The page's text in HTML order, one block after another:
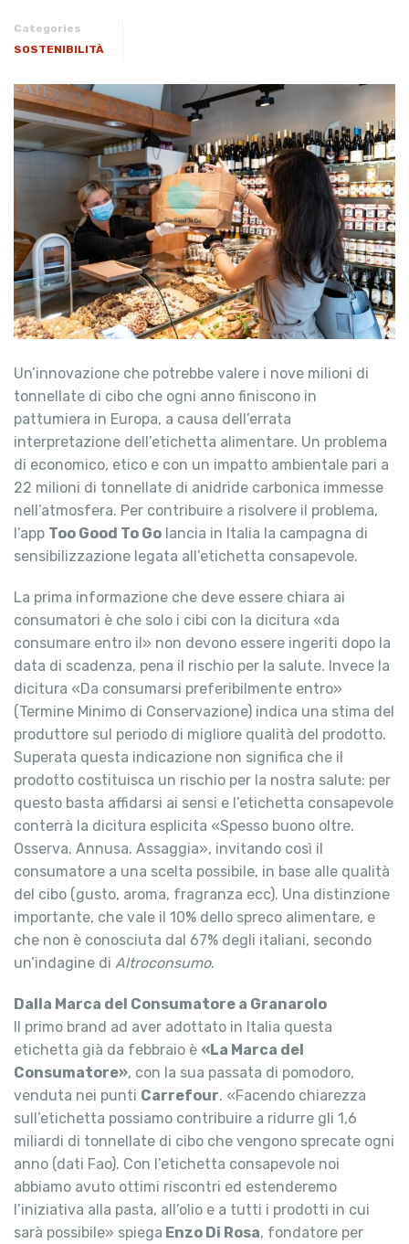
Categories
SOSTENIBILITÀ
Un’innovazione che potrebbe valere i nove milioni di
tonnellate di cibo che ogni anno finiscono in
pattumiera in Europa, a causa dell’errata
interpretazione dell’etichetta alimentare. Un problema
di economico, etico e con un impatto ambientale pari a
22 milioni di tonnellate di anidride carbonica immesse
nell’atmosfera. Per contribuire a risolvere il problema,
l’app Too Good To Go lancia in Italia la campagna di
sensibilizzazione legata all’etichetta consapevole.
La prima informazione che deve essere chiara ai
consumatori è che solo i cibi con la dicitura «da
consumare entro il» non devono essere ingeriti dopo la
data di scadenza, pena il rischio per la salute. Invece la
dicitura «Da consumarsi preferibilmente entro»
(Termine Minimo di Conservazione) indica una stima del
produttore sul periodo di migliore qualità del prodotto.
Superata questa indicazione non significa che il
prodotto costituisca un rischio per la nostra salute: per
questo basta affidarsi ai sensi e l’etichetta consapevole
conterrà la dicitura esplicita «Spesso buono oltre.
Osserva. Annusa. Assaggia», invitando così il
consumatore a una scelta possibile, in base alle qualità
del cibo (gusto, aroma, fragranza ecc). Una distinzione
importante, che vale il 10% dello spreco alimentare, e
che non è conosciuta dal 67% degli italiani, secondo
un’indagine di Altroconsumo.
Dalla Marca del Consumatore a Granarolo
Il primo brand ad aver adottato in Italia questa
etichetta già da febbraio è «La Marca del
Consumatore», con la sua passata di pomodoro,
venduta nei punti Carrefour. «Facendo chiarezza
sull’etichetta possiamo contribuire a ridurre gli 1,6
miliardi di tonnellate di cibo che vengono sprecate ogni
anno (dati Fao). Con l’etichetta consapevole noi
abbiamo avuto ottimi riscontri ed estenderemo
l’iniziativa alla pasta, all’olio e a tutti i prodotti in cui
sarà possibile» spiega Enzo Di Rosa, fondatore per